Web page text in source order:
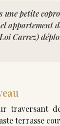
une petite
appartement
Carrez)
traversant
terrasse